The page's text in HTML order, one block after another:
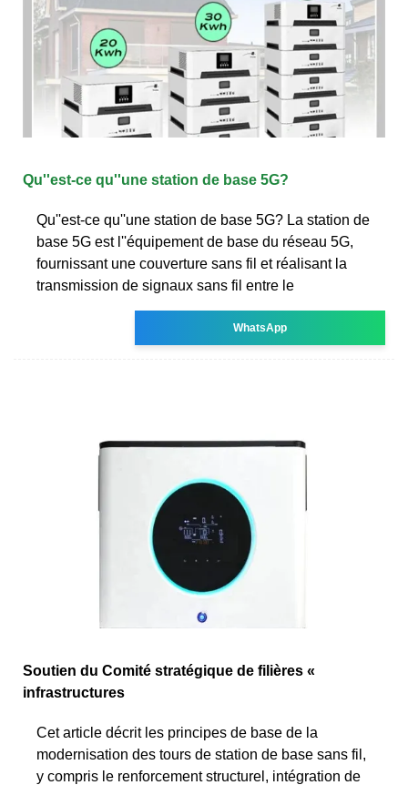
Qu''est-ce qu''une station de base 5G?
Qu''est-ce qu''une station de base 5G? La station de
base 5G est l''équipement de base du réseau 5G,
fournissant une couverture sans fil et réalisant la
transmission de signaux sans fil entre le
WhatsApp
Soutien du Comité stratégique de filières «
infrastructures
Cet article décrit les principes de base de la
modernisation des tours de station de base sans fil,
y compris le renforcement structurel, intégration de